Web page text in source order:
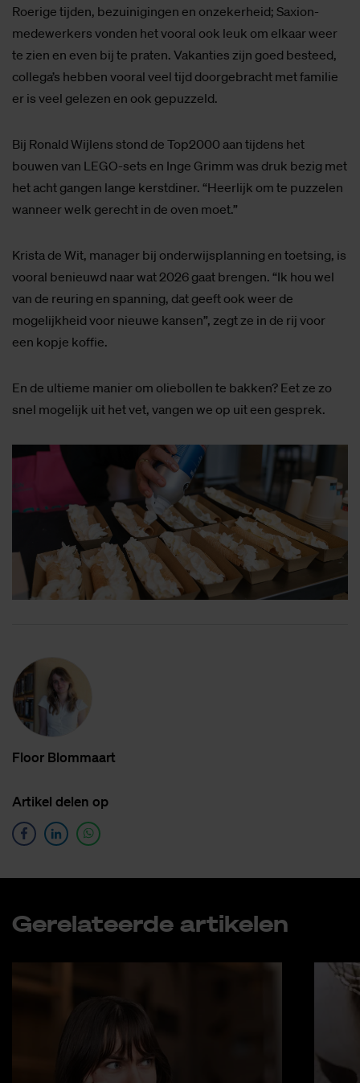
Roerige tijden, bezuinigingen en onzekerheid; Saxion-
medewerkers vonden het vooral ook leuk om elkaar weer
te zien en even bij te praten. Vakanties zijn goed besteed,
collega’s hebben vooral veel tijd doorgebracht met familie
er is veel gelezen en ook gepuzzeld.
Bij Ronald Wijlens stond de Top2000 aan tijdens het
bouwen van LEGO-sets en Inge Grimm was druk bezig met
het acht gangen lange kerstdiner. “Heerlijk om te puzzelen
wanneer welk gerecht in de oven moet.”
Krista de Wit, manager bij onderwijsplanning en toetsing, is
vooral benieuwd naar wat 2026 gaat brengen. “Ik hou wel
van de reuring en spanning, dat geeft ook weer de
mogelijkheid voor nieuwe kansen”, zegt ze in de rij voor
een kopje koffie.
En de ultieme manier om oliebollen te bakken? Eet ze zo
snel mogelijk uit het vet, vangen we op uit een gesprek.
Floor Blom­maart
Ar­ti­kel de­len op
Ge­re­la­teer­de ar­ti­ke­len